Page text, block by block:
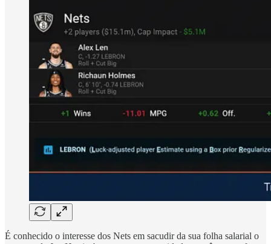
É conhecido o interesse dos Nets em sacudir da sua folha salarial o